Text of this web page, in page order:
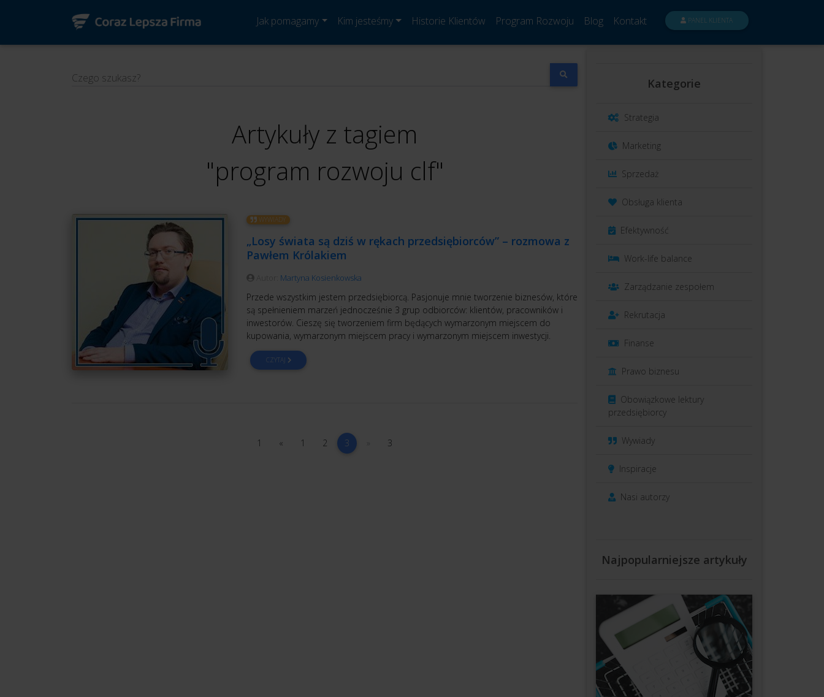
Jak pomagamy Kim jesteśmy Historie Klientów Program Rozwoju Blog Kontakt PANEL KLIENTA
Czego szukasz?
Artykuły z tagiem
"program rozwoju clf"
WYWIADY
„Losy świata są dziś w rękach przedsiębiorców” – rozmowa z
Pawłem Królakiem
Martyna Kosienkowska
Przede wszystkim jestem przedsiębiorcą. Pasjonuje mnie tworzenie biznesów, które
są spełnieniem marzeń jednocześnie 3 grup odbiorców: klientów, pracowników i
inwestorów. Cieszę się tworzeniem firm będących wymarzonym miejscem do
kupowania, wymarzonym miejscem pracy i wymarzonym miejscem inwestycji.
CZYTAJ
1 « poprzednia
1 2 3 (current)następna
3
Kategorie
Strategia
Marketing
Sprzedaż
Obsługa klienta
Efektywność
Work-life balance
Zarządzanie zespołem
Rekrutacja
Finanse
Prawo biznesu
Obowiązkowe lektury
przedsiębiorcy
Wywiady
Inspiracje
Nasi autorzy
Najpopularniejsze artykuły